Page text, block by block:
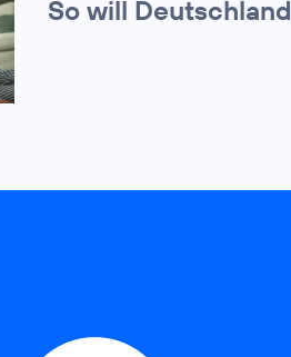
So will